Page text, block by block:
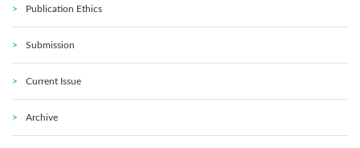
Publication Ethics
Submission
Current Issue
Archive